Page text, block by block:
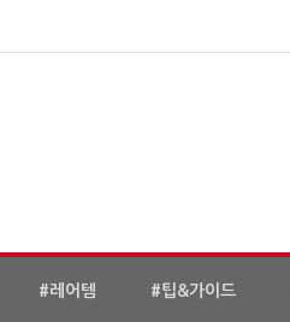
#레어템 #팁&가이드